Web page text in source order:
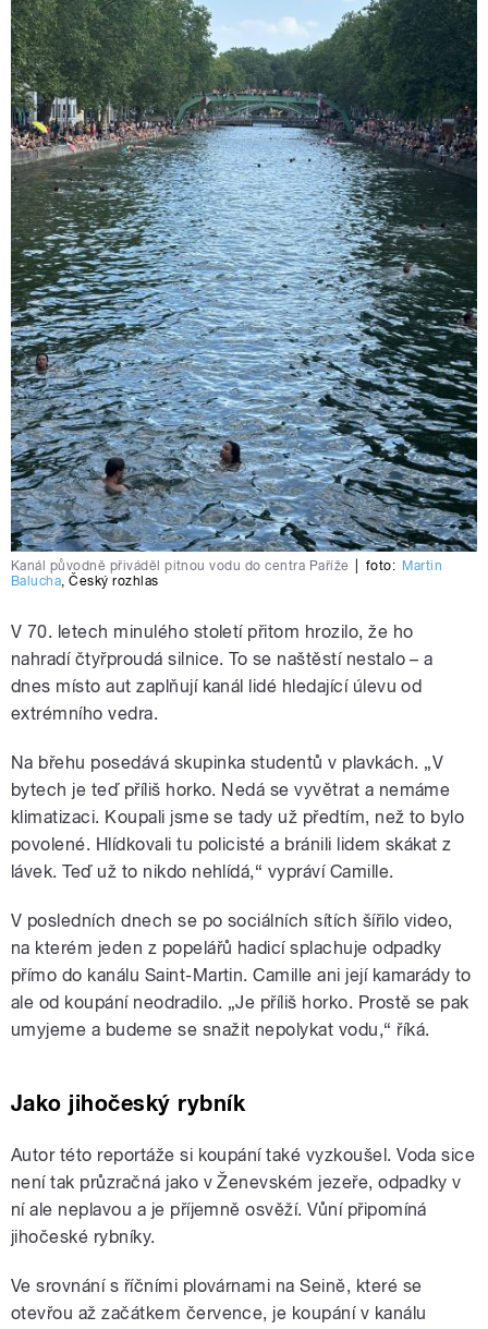
Kanál původně přiváděl pitnou vodu do centra Paříže foto: Martin
Balucha,Český rozhlas
V 70. letech minulého století přitom hrozilo, že ho
nahradí čtyřproudá silnice. To se naštěstí nestalo – a
dnes místo aut zaplňují kanál lidé hledající úlevu od
extrémního vedra.
Na břehu posedává skupinka studentů v plavkách. „V
bytech je teď příliš horko. Nedá se vyvětrat a nemáme
klimatizaci. Koupali jsme se tady už předtím, než to bylo
povolené. Hlídkovali tu policisté a bránili lidem skákat z
lávek.Teď už to nikdo nehlídá,“ vypráví Camille.
V posledních dnech se po sociálních sítích šířilo video,
na kterém jeden z popelářů hadicí splachuje odpadky
přímo do kanálu Saint-Martin.Camille ani její kamarády to
ale od koupání neodradilo. „Je příliš horko. Prostě se pak
umyjeme a budeme se snažit nepolykat vodu,“ říká.
Jako jihočeský rybník
Autor této reportáže si koupání také vyzkoušel. Voda sice
není tak průzračná jako v Ženevském jezeře, odpadky v
ní ale neplavou a je příjemně osvěží. Vůní připomíná
jihočeské rybníky.
Ve srovnání s říčními plovárnami na Seině, které se
otevřou až začátkem července, je koupání v kanálu